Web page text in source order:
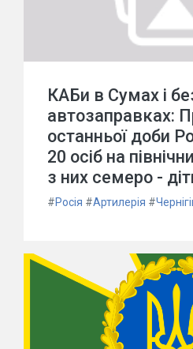
КАБи в Сумах і
автозаправках:
останньої доби
20 осіб на
з них семеро -
#Росія #Артилерія #